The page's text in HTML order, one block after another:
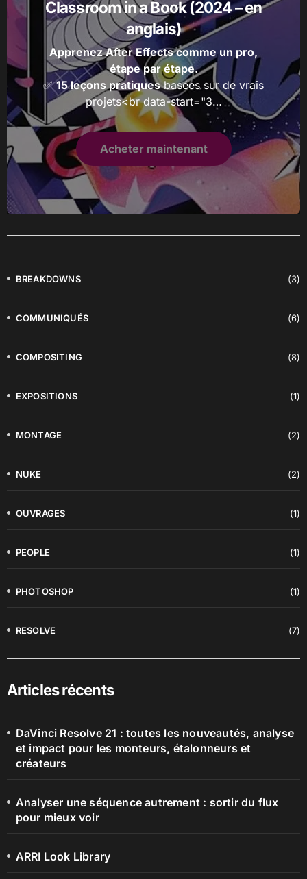
Classroom in a Book (2024 – en
anglais)
Apprenez After Effects comme un pro,
étape par étape.
✅15 leçons pratiquesbasées sur de vrais
projets<br data-start="3…
Acheter maintenant
BREAKDOWNS (3)
COMMUNIQUÉS (6)
COMPOSITING (8)
EXPOSITIONS (1)
MONTAGE (2)
NUKE (2)
OUVRAGES (1)
PEOPLE (1)
PHOTOSHOP (1)
RESOLVE (7)
Articles récents
DaVinci Resolve 21 : toutes les nouveautés, analyse
et impact pour les monteurs, étalonneurs et
créateurs
Analyser une séquence autrement : sortir du flux
pour mieux voir
ARRI Look Library